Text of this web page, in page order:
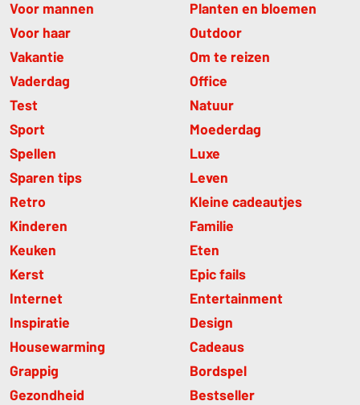
Voor mannen
Voor haar
Vakantie
Vaderdag
Test
Sport
Spellen
Sparen tips
Retro
Planten en bloemen
Outdoor
Om te reizen
Office
Natuur
Moederdag
Luxe
Leven
Kleine cadeautjes
Kinderen
Keuken
Kerst
Internet
Inspiratie
Housewarming
Grappig
Gezondheid
Familie
Eten
Epic fails
Entertainment
Design
Cadeaus
Bordspel
Bestseller